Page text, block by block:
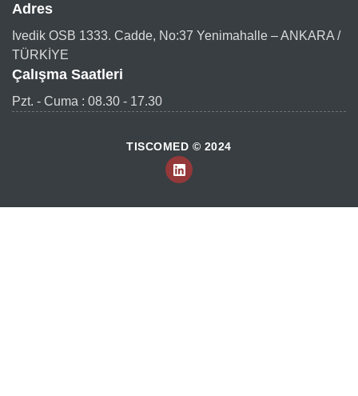
Adres
Ivedik OSB 1333. Cadde, No:37 Yenimahalle – ANKARA /
TÜRKİYE
Çalışma Saatleri
Pzt. - Cuma : 08.30 - 17.30
TISCOMED © 2024